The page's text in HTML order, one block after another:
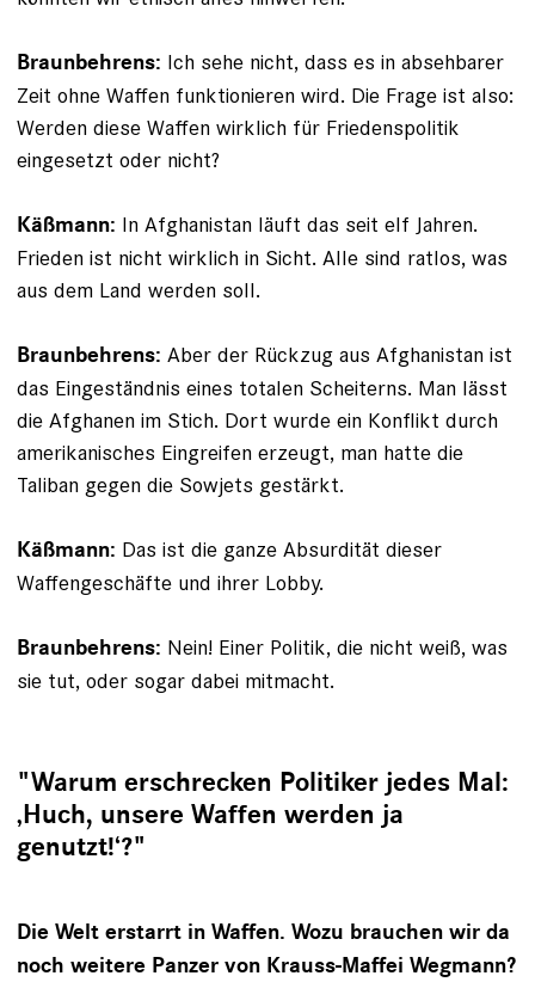
Braunbehrens: Ich sehe nicht, dass es in absehbarer
Zeit ohne Waffen funktionieren wird. Die Frage ist also:
Werden diese Waffen wirklich für Friedenspolitik
eingesetzt oder nicht?
Käßmann: In Afghanistan läuft das seit elf Jahren.
Frieden ist nicht wirklich in Sicht. Alle sind ratlos, was
aus dem Land werden soll.
Braunbehrens: Aber der Rückzug aus Afghanistan ist
das Ein­geständnis eines totalen Scheiterns. Man lässt
die Afghanen im Stich. Dort wurde ein Konflikt durch
amerikanisches Eingreifen erzeugt, man hatte die
Taliban gegen die Sowjets gestärkt.
Käßmann: Das ist die ganze Absurdität dieser
Waffengeschäfte und ihrer Lobby.
Braunbehrens: Nein! Einer Politik, die nicht weiß, was
sie tut, oder sogar dabei mitmacht.
"Warum erschrecken Politiker jedes Mal:
‚Huch, unsere Waffen werden ja
genutzt!‘?"
Die Welt erstarrt in Waffen. Wozu brauchen wir da
noch weitere Panzer von Krauss-Maffei Wegmann?